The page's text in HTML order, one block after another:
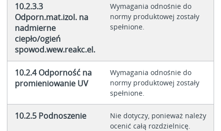
10.2.3.3
Odporn.mat.izol. na
nadmierne
ciepło/ogień
spowod.wew.reakc.el.
Wymagania odnośnie do
normy produktowej zostały
spełnione.
10.2.4 Odporność na
promieniowanie UV
Wymagania odnośnie do
normy produktowej zostały
spełnione.
10.2.5 Podnoszenie
Nie dotyczy, ponieważ należy
ocenić całą rozdzielnicę.